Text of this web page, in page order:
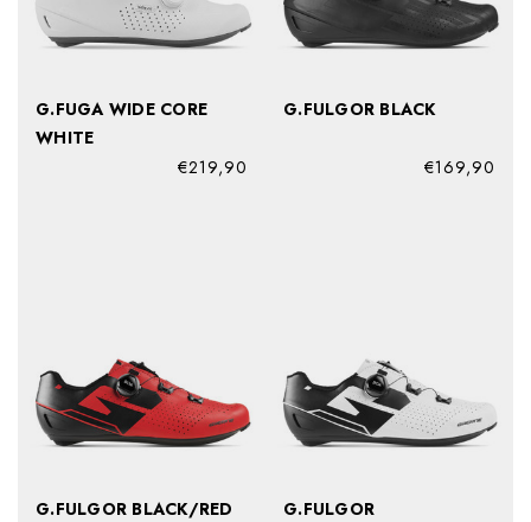
G.FUGA WIDE CORE
WHITE
€219,90
G.FULGOR BLACK
€169,90
G.FULGOR BLACK/RED
G.FULGOR